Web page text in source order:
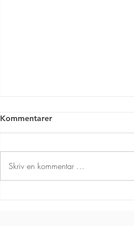
Kommentarer
Skriv en kommentar …